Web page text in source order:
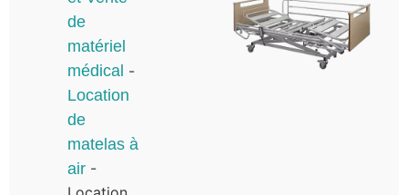
de
matériel
médical -
Location
de
matelas à
air -